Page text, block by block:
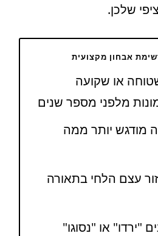
שלכן.
אבחון מקצועית
או שקועה
מלפני מספר שנים
מודגש יותר ממה
עצם הלחי בתאורה
"ירדו" או "נסוגו"